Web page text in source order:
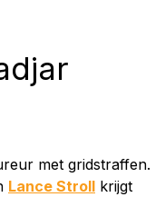
met gridstraffen.
Lance Stroll krijgt